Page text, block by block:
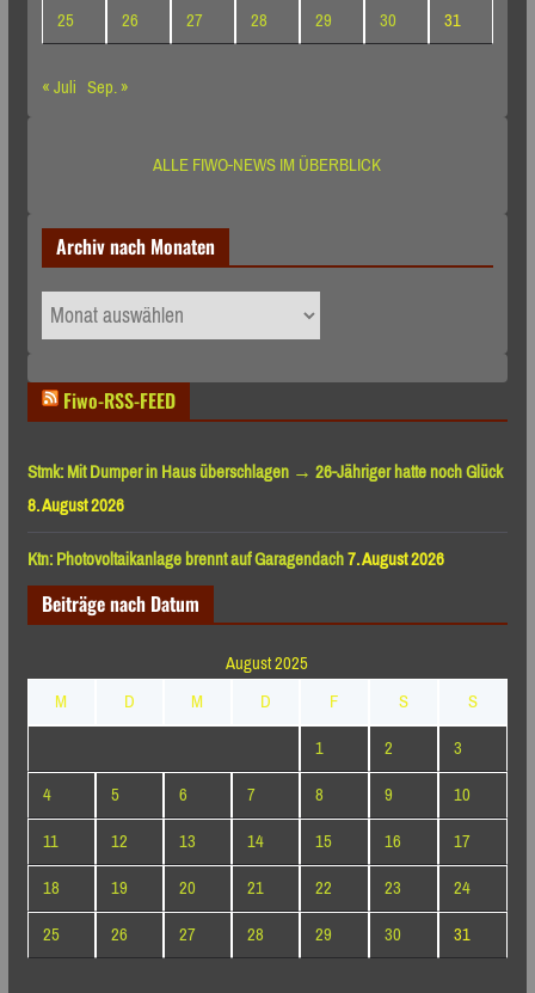
25
26 27 28 29 30
31
« Juli Sep. »
ALLE FIWO-NEWS IM ÜBERBLICK
Archiv nach Monaten
Archiv
nach
Fiwo-RSS-FEED
Stmk: Mit Dumper in Haus überschlagen → 26-Jähriger hatte noch Glück
8. August 2026
Ktn: Photovoltaikanlage brennt auf Garagendach7. August 2026
Beiträge nach Datum
August 2025
M
D M D F S
S
1
2
3
4
5 6 7 8 9
10
11
12 13 14 15 16
17
18
19 20 21 22 23
24
25
26 27 28 29 30
31